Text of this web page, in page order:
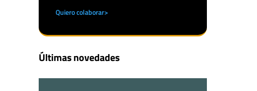
Quiero colaborar>
Últimas novedades